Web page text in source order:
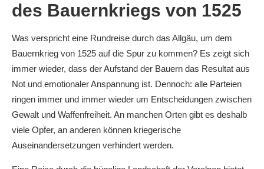
des Bauernkriegs von 1525
Was verspricht eine Rundreise durch das Allgäu, um dem
Bauernkrieg von 1525 auf die Spur zu kommen? Es zeigt sich
immer wieder, dass der Aufstand der Bauern das Resultat aus
Not und emotionaler Anspannung ist. Dennoch: alle Parteien
ringen immer und immer wieder um Entscheidungen zwischen
Gewalt und Waffenfreiheit. An manchen Orten gibt es deshalb
viele Opfer, an anderen können kriegerische
Auseinandersetzungen verhindert werden.